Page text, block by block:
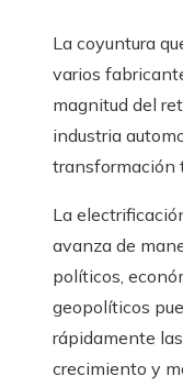
La coyuntura
varios
magnitud del
industria
transformación
La
avanza de
políticos,
geopolíticos
rápidamente
crecimiento y